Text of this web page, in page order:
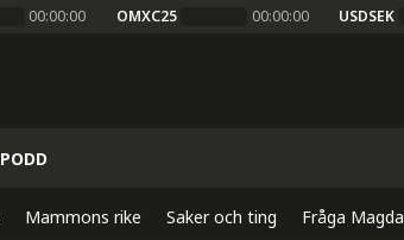
00:00:00 OMXC25 00:00:00 USDSEK
PODD
Mammons rike Saker och ting Fråga Magda